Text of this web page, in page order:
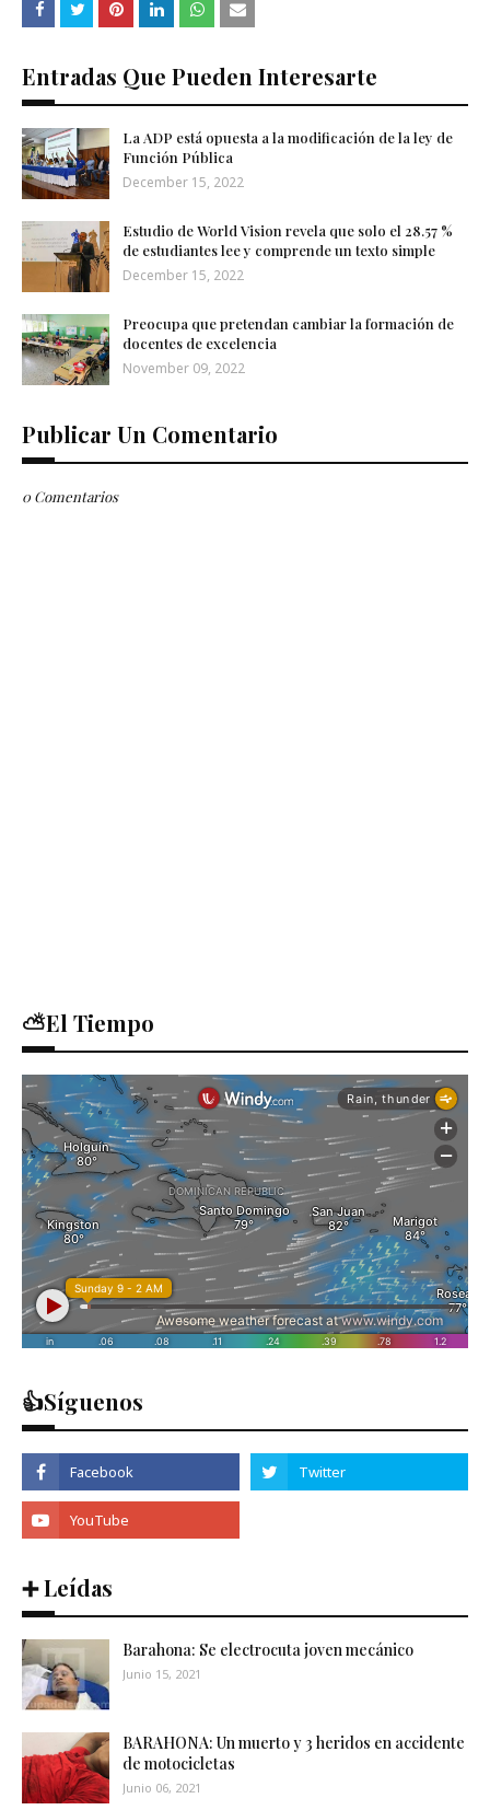
Entradas Que Pueden Interesarte
La ADP está opuesta a la modificación de la ley de
Función Pública
December 15, 2022
Estudio de World Vision revela que solo el 28.57 %
de estudiantes lee y comprende un texto simple
December 15, 2022
Preocupa que pretendan cambiar la formación de
docentes de excelencia
November 09, 2022
Publicar Un Comentario
0 Comentarios
⛅El Tiempo
👍Síguenos
➕ Leídas
Barahona: Se electrocuta joven mecánico
Junio 15, 2021
BARAHONA: Un muerto y 3 heridos en accidente
de motocicletas
Junio 06, 2021